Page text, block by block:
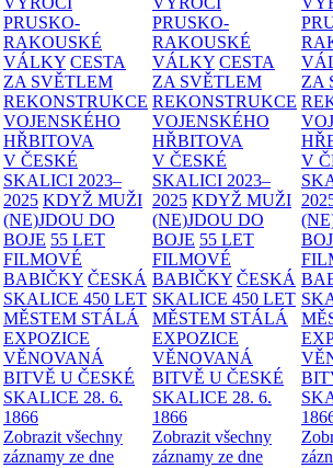
PRUSKO-
RAKOUSKÉ
VÁLKY CESTA
ZA SVĚTLEM
REKONSTRUKCE
VOJENSKÉHO
HŘBITOVA
V ČESKÉ
SKALICI 2023–
2025 KDYŽ MUŽI
(NE)JDOU DO
BOJE 55 LET
FILMOVÉ
BABIČKY ČESKÁ
SKALICE 450 LET
MĚSTEM STÁLÁ
EXPOZICE
VĚNOVANÁ
BITVĚ U ČESKÉ
SKALICE 28. 6.
1866
Zobrazit všechny
záznamy ze dne
PRUSKO-
RAKOUSKÉ
VÁLKY CESTA
ZA SVĚTLEM
REKONSTRUKCE
VOJENSKÉHO
HŘBITOVA
V ČESKÉ
SKALICI 2023–
2025 KDYŽ MUŽI
(NE)JDOU DO
BOJE 55 LET
FILMOVÉ
BABIČKY ČESKÁ
SKALICE 450 LET
MĚSTEM STÁLÁ
EXPOZICE
VĚNOVANÁ
BITVĚ U ČESKÉ
SKALICE 28. 6.
1866
Zobrazit všechny
záznamy ze dne
ZA
V